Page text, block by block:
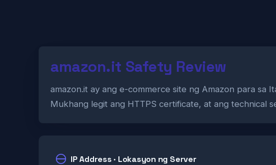
amazon.it Safety Review
amazon.it ay ang e-commerce site ng Amazon para sa
Mukhang legit ang HTTPS certificate, at ang technical
IP Address · Lokasyon ng Server